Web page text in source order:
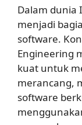
Dalam dunia
menjadi
software.
Engineering
kuat untuk
merancang,
software